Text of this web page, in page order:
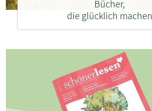
Bücher,
die glücklich machen